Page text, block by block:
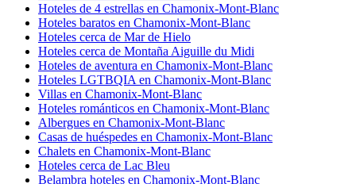
Hoteles de 4 estrellas en Chamonix-Mont-Blanc
Hoteles baratos en Chamonix-Mont-Blanc
Hoteles cerca de Mar de Hielo
Hoteles cerca de Montaña Aiguille du Midi
Hoteles de aventura en Chamonix-Mont-Blanc
Hoteles LGTBQIA en Chamonix-Mont-Blanc
Villas en Chamonix-Mont-Blanc
Hoteles románticos en Chamonix-Mont-Blanc
Albergues en Chamonix-Mont-Blanc
Casas de huéspedes en Chamonix-Mont-Blanc
Chalets en Chamonix-Mont-Blanc
Hoteles cerca de Lac Bleu
Belambra hoteles en Chamonix-Mont-Blanc